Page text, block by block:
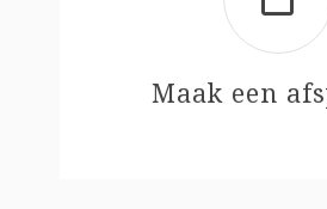
Maak een